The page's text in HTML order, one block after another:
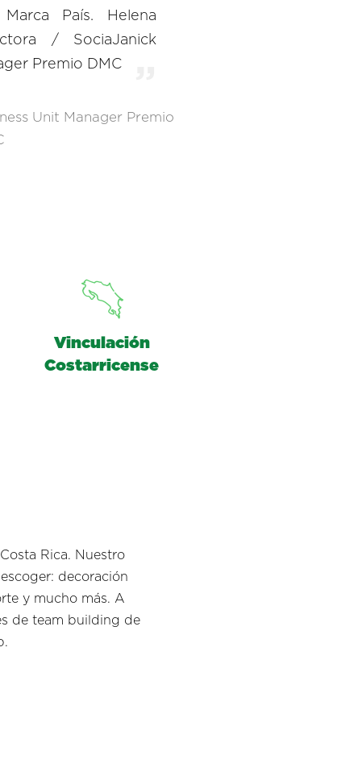
País. Helena
/ SociaJanick
Premio DMC
Unit Manager Premio
Vinculación
Costarricense
Rica. Nuestro
decoración
y mucho más. A
de team building de